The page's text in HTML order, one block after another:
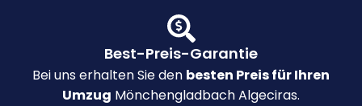
Best-Preis-Garantie
Bei uns erhalten Sie den besten Preis für Ihren
Umzug Mönchengladbach Algeciras.